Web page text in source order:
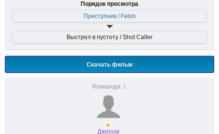
Порядок просмотра
Преступник / Felon
Выстрел в пустоту / Shot Caller
Скачать фильм
Команда 1
★
Джером